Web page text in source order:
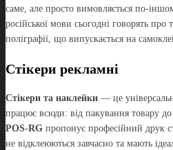
саме, але просто вимовляється по-
російської мови сьогодні говорять
поліграфії, що випускається на
Стікери рекламні
Стікери та наклейки — це
працює всюди: від пакування товару
POS-RG пропонує професійний друк
не відклеюються завчасно та мають